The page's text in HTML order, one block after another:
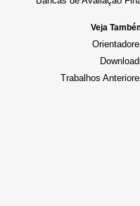
Veja
Trabalhos